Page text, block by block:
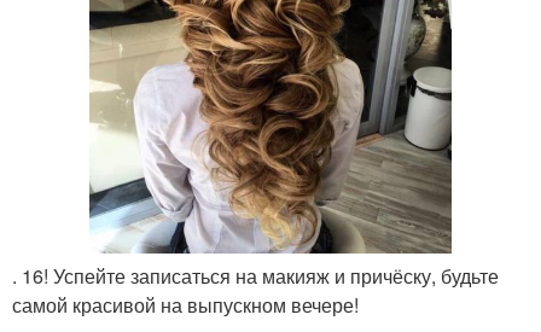
. 16! Успейте записаться на макияж и причёску, будьте
самой красивой на выпускном вечере!